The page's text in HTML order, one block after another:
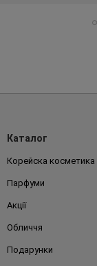
Каталог
Корейска косметика
Парфуми
Акції
Обличчя
Подарунки